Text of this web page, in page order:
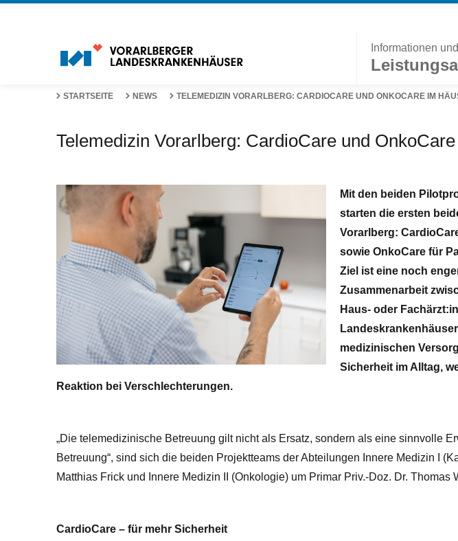
Informationen und
STARTSEITE NEWS TELEMEDIZIN VORARLBERG: CARDIOCARE UND ONKOCARE IM
Telemedizin Vorarlberg: CardioCare und
Mit den beiden
starten die ersten
Vorarlberg:
sowie OnkoCare für
Ziel ist eine noch
Zusammenarbeit
Haus- oder
medizinischen
Sicherheit im Alltag,
Reaktion bei Verschlechterungen.
„Die telemedizinische Betreuung gilt nicht als Ersatz, sondern als eine sinnvolle
Betreuung“, sind sich die beiden Projektteams der Abteilungen Innere Medizin I
Matthias Frick und Innere Medizin II (Onkologie) um Primar Priv.-Doz. Dr. Thomas
CardioCare – für mehr Sicherheit